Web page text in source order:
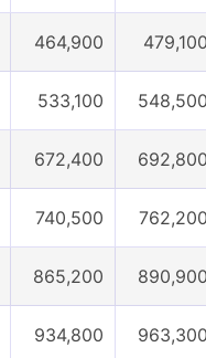
464,900 479,100
533,100 548,500
672,400 692,800
740,500 762,200
865,200 890,900
934,800 963,300